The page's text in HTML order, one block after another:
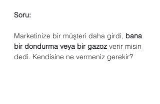
Soru:
Marketinize bir müşteri daha girdi, bana
bir dondurma veya bir gazoz verir misin
dedi. Kendisine ne vermeniz gerekir?